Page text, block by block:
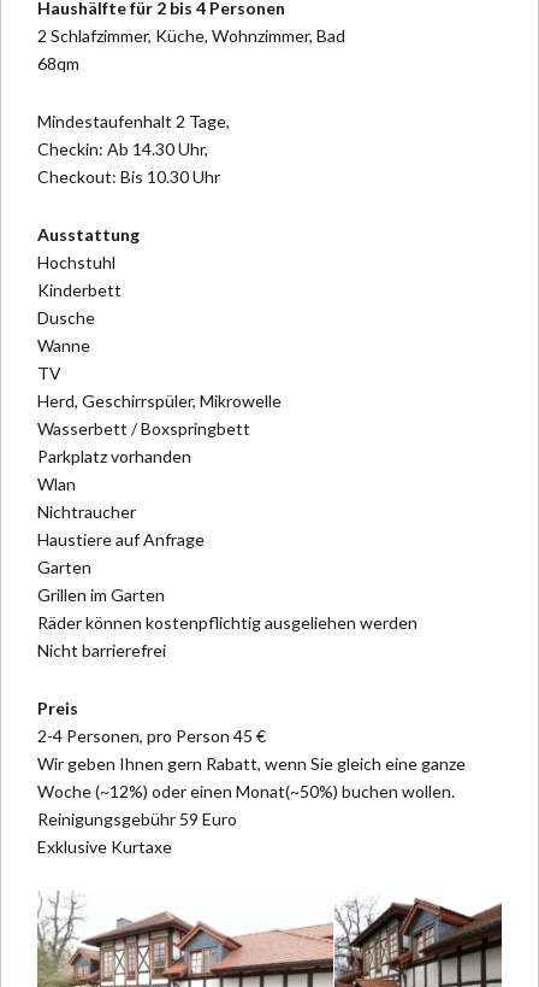
Haushälfte für 2 bis 4 Personen
2 Schlafzimmer, Küche, Wohnzimmer, Bad
68qm
Mindestaufenhalt 2 Tage,
Checkin: Ab 14.30 Uhr,
Checkout: Bis 10.30 Uhr
Ausstattung
Hochstuhl
Kinderbett
Dusche
Wanne
TV
Herd, Geschirrspüler, Mikrowelle
Wasserbett / Boxspringbett
Parkplatz vorhanden
Wlan
Nichtraucher
Haustiere auf Anfrage
Garten
Grillen im Garten
Räder können kostenpflichtig ausgeliehen werden
Nicht barrierefrei
Preis
2-4 Personen, pro Person 45 €
Wir geben Ihnen gern Rabatt, wenn Sie gleich eine ganze
Woche (~12%) oder einen Monat(~50%) buchen wollen.
Reinigungsgebühr 59 Euro
Exklusive Kurtaxe